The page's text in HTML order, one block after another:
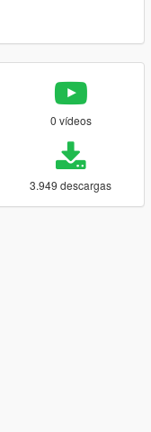
0 vídeos
3.949 descargas